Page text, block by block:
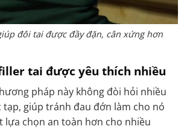
đôi tai được đầy đặn, cân xứng hơn
tai được yêu thích nhiều
pháp này không đòi hỏi nhiều
tạp, giúp tránh đau đớn làm cho nó
chọn an toàn hơn cho nhiều